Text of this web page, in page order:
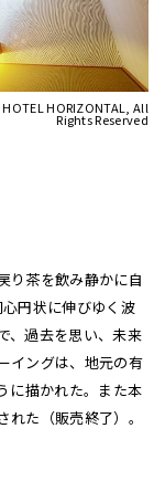
HORIZONTAL, All
Rights Reserved
り茶を飲み静かに自
円状に伸びゆく波
、過去を思い、未来
イングは、地元の有
に描かれた。また本
た（販売終了）。